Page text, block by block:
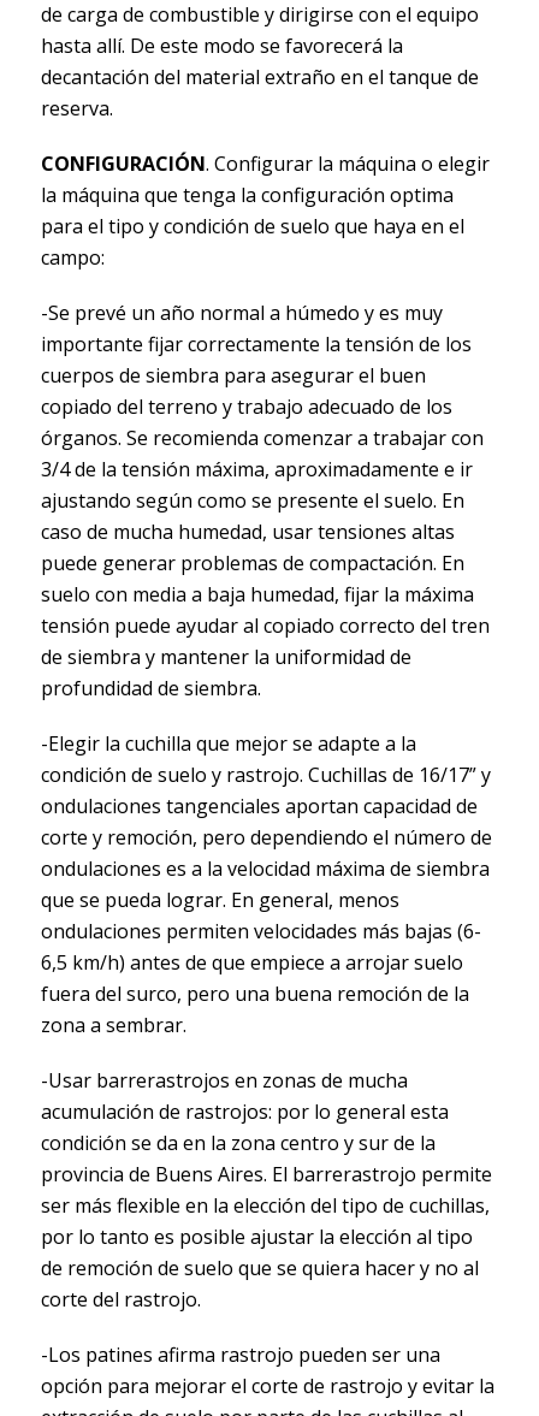
de carga de combustible y dirigirse con el equipo
hasta allí. De este modo se favorecerá la
decantación del material extraño en el tanque de
reserva.
CONFIGURACIÓN. Configurar la máquina o elegir
la máquina que tenga la configuración optima
para el tipo y condición de suelo que haya en el
campo:
-Se prevé un año normal a húmedo y es muy
importante fijar correctamente la tensión de los
cuerpos de siembra para asegurar el buen
copiado del terreno y trabajo adecuado de los
órganos. Se recomienda comenzar a trabajar con
3/4 de la tensión máxima, aproximadamente e ir
ajustando según como se presente el suelo. En
caso de mucha humedad, usar tensiones altas
puede generar problemas de compactación. En
suelo con media a baja humedad, fijar la máxima
tensión puede ayudar al copiado correcto del tren
de siembra y mantener la uniformidad de
profundidad de siembra.
-Elegir la cuchilla que mejor se adapte a la
condición de suelo y rastrojo. Cuchillas de 16/17” y
ondulaciones tangenciales aportan capacidad de
corte y remoción, pero dependiendo el número de
ondulaciones es a la velocidad máxima de siembra
que se pueda lograr. En general, menos
ondulaciones permiten velocidades más bajas (6-
6,5 km/h) antes de que empiece a arrojar suelo
fuera del surco, pero una buena remoción de la
zona a sembrar.
-Usar barrerastrojos en zonas de mucha
acumulación de rastrojos: por lo general esta
condición se da en la zona centro y sur de la
provincia de Buens Aires. El barrerastrojo permite
ser más flexible en la elección del tipo de cuchillas,
por lo tanto es posible ajustar la elección al tipo
de remoción de suelo que se quiera hacer y no al
corte del rastrojo.
-Los patines afirma rastrojo pueden ser una
opción para mejorar el corte de rastrojo y evitar la